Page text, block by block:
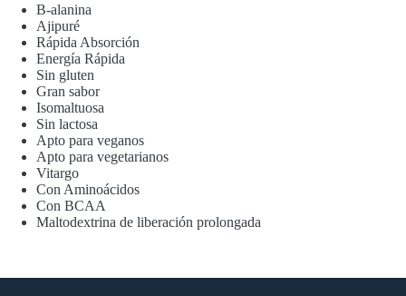
B-alanina
Ajipuré
Rápida Absorción
Energía Rápida
Sin gluten
Gran sabor
Isomaltuosa
Sin lactosa
Apto para veganos
Apto para vegetarianos
Vitargo
Con Aminoácidos
Con BCAA
Maltodextrina de liberación prolongada